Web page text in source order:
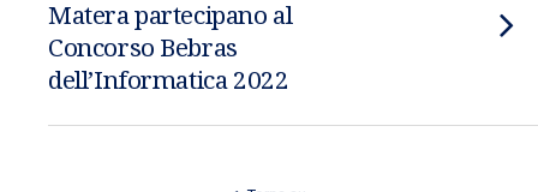
Matera partecipano al
Concorso Bebras
dell’Informatica 2022